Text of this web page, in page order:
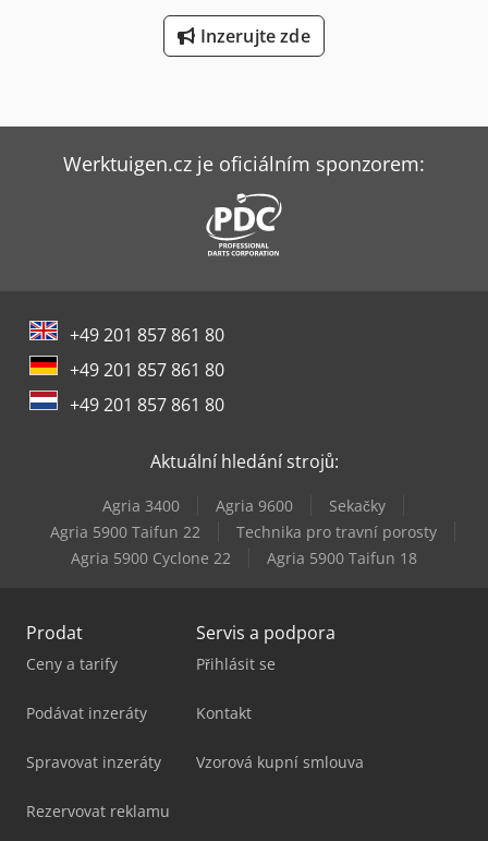
Inzerujte zde
Werktuigen.cz je oficiálním sponzorem:
+49 201 857 861 80
+49 201 857 861 80
+49 201 857 861 80
Aktuální hledání strojů:
Agria 3400 Agria 9600
Sekačky
Agria 5900 Taifun 22
Technika pro travní porosty
Agria 5900 Cyclone 22
Agria 5900 Taifun 18
Prodat
Ceny a tarify
Podávat inzeráty
Spravovat inzeráty
Rezervovat reklamu
Servis a podpora
Přihlásit se
Kontakt
Vzorová kupní smlouva